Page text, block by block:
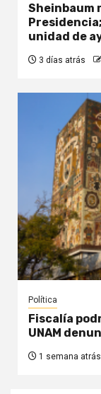
Sheinbaum
unidad de
3 días atrás
Política
Fiscalía
UNAM
1 semana atrás